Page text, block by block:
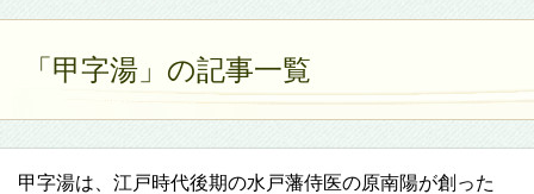
「甲字湯」の記事一覧
甲字湯は、江戸時代後期の水戸藩侍医の原南陽が創った